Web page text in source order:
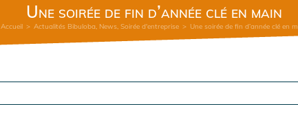
Une soirée de fin d’année clé en main
Accueil > Actualités Bibuloba News Soirée d'entreprise > Une soirée de fin d’année clé en